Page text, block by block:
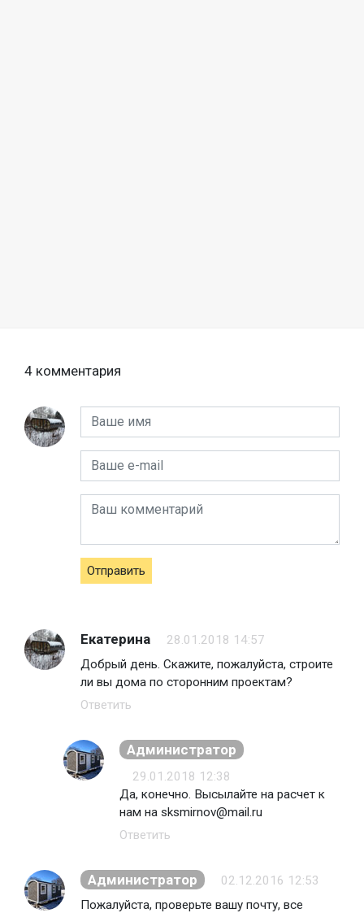
4 комментария
Отправить
Екатерина
28.01.2018 14:57
Добрый день. Скажите, пожалуйста, строите
ли вы дома по сторонним проектам?
Ответить
Администратор
29.01.2018 12:38
Да, конечно. Высылайте на расчет к
нам на sksmirnov@mail.ru
Ответить
Администратор
02.12.2016 12:53
Пожалуйста, проверьте вашу почту, все